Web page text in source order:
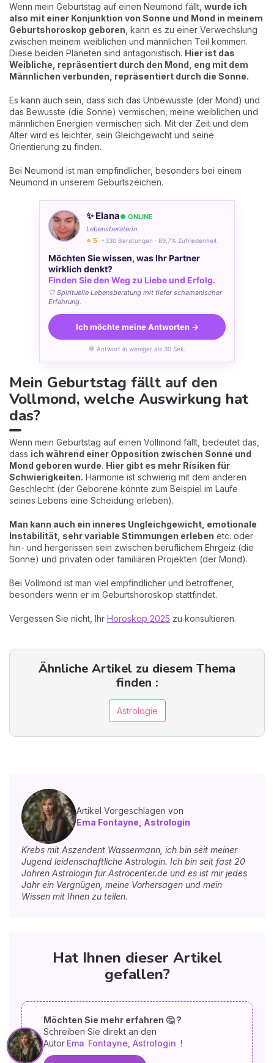
Wenn mein Geburtstag auf einen Neumond fällt, wurde ich
also mit einer Konjunktion von Sonne und Mond in meinem
Geburtshoroskop geboren , kann es zu einer Verwechslung
zwischen meinem weiblichen und männlichen Teil kommen.
Diese beiden Planeten sind antagonistisch. Hier ist das
Weibliche, repräsentiert durch den Mond, eng mit dem
Männlichen verbunden, repräsentiert durch die Sonne.
Es kann auch sein, dass sich das Unbewusste (der Mond) und
das Bewusste (die Sonne) vermischen, meine weiblichen und
männlichen Energien vermischen sich. Mit der Zeit und dem
Alter wird es leichter, sein Gleichgewicht und seine
Orientierung zu finden.
Bei Neumond ist man empfindlicher, besonders bei einem
Neumond in unserem Geburtszeichen.
✨ Elana● ONLINE
Lebensberaterin
⭐ 5· +330 Beratungen · 89,7% Zufriedenheit
Möchten Sie wissen, was Ihr Partner
wirklich denkt?
Finden Sie den Weg zu Liebe und Erfolg.
🤍 Spirituelle Lebensberatung mit tiefer schamanischer
Erfahrung.
Ich möchte meine Antworten →
💬 Antwort in weniger als 30 Sek.
Mein Geburtstag fällt auf den
Vollmond, welche Auswirkung hat
das?
Wenn mein Geburtstag auf einen Vollmond fällt, bedeutet das,
dass ich während einer Opposition zwischen Sonne und
Mond geboren wurde. Hier gibt es mehr Risiken für
Schwierigkeiten. Harmonie ist schwierig mit dem anderen
Geschlecht (der Geborene könnte zum Beispiel im Laufe
seines Lebens eine Scheidung erleben).
Man kann auch ein inneres Ungleichgewicht, emotionale
Instabilität, sehr variable Stimmungen erleben etc. oder
hin- und hergerissen sein zwischen beruflichem Ehrgeiz (die
Sonne) und privaten oder familiären Projekten (der Mond).
Bei Vollmond ist man viel empfindlicher und betroffener,
besonders wenn er im Geburtshoroskop stattfindet.
Vergessen Sie nicht, Ihr Horoskop 2025 zu konsultieren.
Ähnliche Artikel zu diesem Thema
finden :
Astrologie
Artikel Vorgeschlagen von
Ema Fontayne, Astrologin
Krebs mit Aszendent Wassermann, ich bin seit meiner
Jugend leidenschaftliche Astrologin. Ich bin seit fast 20
Jahren Astrologin für Astrocenter.de und es ist mir jedes
Jahr ein Vergnügen, meine Vorhersagen und mein
Wissen mit Ihnen zu teilen.
Hat Ihnen dieser Artikel
gefallen?
Möchten Sie mehr erfahren 🤔 ?
Schreiben Sie direkt an den
Autor Ema Fontayne, Astrologin !